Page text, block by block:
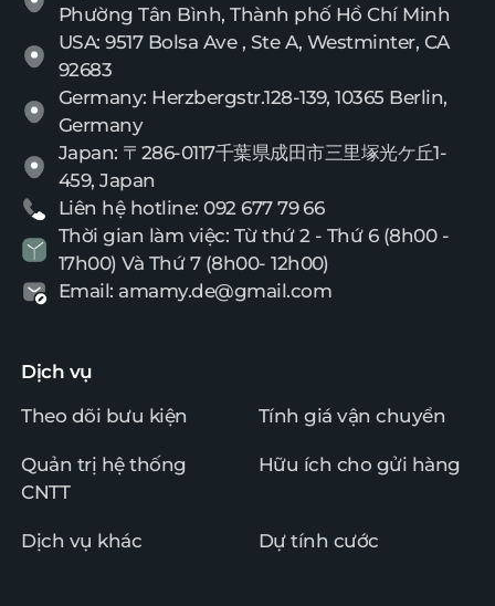
Phường Tân Bình, Thành phố Hồ Chí Minh
USA: 9517 Bolsa Ave , Ste A, Westminter, CA
92683
Germany: Herzbergstr.128-139, 10365 Berlin,
Germany
Japan: 〒286-0117千葉県成田市三里塚光ケ丘1-
459, Japan
Liên hệ hotline: 092 677 79 66
Thời gian làm việc: Từ thứ 2 - Thứ 6 (8h00 -
17h00) Và Thứ 7 (8h00- 12h00)
Email: amamy.de@gmail.com
Dịch vụ
Theo dõi bưu kiện
Tính giá vận chuyển
Quản trị hệ thống
CNTT
Hữu ích cho gửi hàng
Dịch vụ khác Dự tính cước